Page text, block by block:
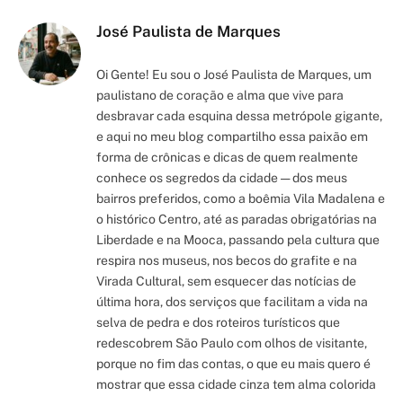
José Paulista de Marques
Oi Gente! Eu sou o José Paulista de Marques, um
paulistano de coração e alma que vive para
desbravar cada esquina dessa metrópole gigante,
e aqui no meu blog compartilho essa paixão em
forma de crônicas e dicas de quem realmente
conhece os segredos da cidade — dos meus
bairros preferidos, como a boêmia Vila Madalena e
o histórico Centro, até as paradas obrigatórias na
Liberdade e na Mooca, passando pela cultura que
respira nos museus, nos becos do grafite e na
Virada Cultural, sem esquecer das notícias de
última hora, dos serviços que facilitam a vida na
selva de pedra e dos roteiros turísticos que
redescobrem São Paulo com olhos de visitante,
porque no fim das contas, o que eu mais quero é
mostrar que essa cidade cinza tem alma colorida